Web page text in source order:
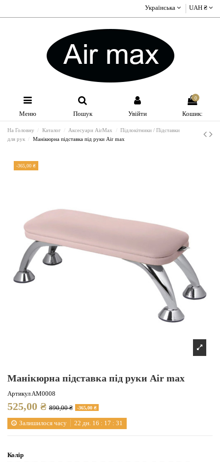
Українська UAH ₴
Меню Пошук Увійти
0
Кошик:
На Головну Каталог Аксесуари AirMax
Підлокітники / Підставки
для рук
Манікюрна підставка під руки Air max
-365,00 ₴
Манікюрна підставка під руки Air max
Артикул AM0008
525,00 ₴ 890,00 ₴ -365,00 ₴
Залишилося часу 22 дн. 16 : 17 : 30
Колір